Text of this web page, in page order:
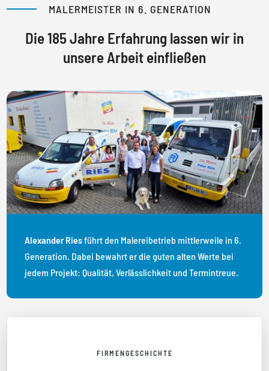
MALERMEISTER IN 6. GENERATION
Die 185 Jahre Erfahrung lassen wir in
unsere Arbeit einfließen
Alexander Riesführt den Malereibetrieb mittlerweile in 6.
Generation. Dabei bewahrt er die guten alten Werte bei
jedem Projekt: Qualität, Verlässlichkeit und Termintreue.
FIRMENGESCHICHTE